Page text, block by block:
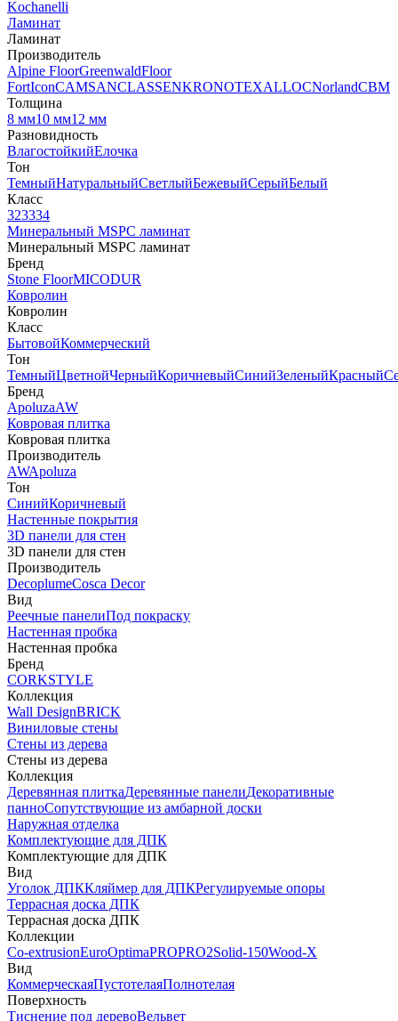
Kochanelli
Ламинат
Ламинат
Производитель
Alpine FloorGreenwaldFloor
FortIconCAMSANCLASSENKRONOTEXALLOCNorlandCBM
Толщина
8 мм10 мм12 мм
Разновидность
ВлагостойкийЕлочка
Тон
ТемныйНатуральныйСветлыйБежевыйСерыйБелый
Класс
323334
Минеральный MSPC ламинат
Минеральный MSPC ламинат
Бренд
Stone FloorMICODUR
Ковролин
Ковролин
Класс
БытовойКоммерческий
Тон
ТемныйЦветнойЧерныйКоричневыйСинийЗеленыйКрасный
Бренд
ApoluzaAW
Ковровая плитка
Ковровая плитка
Производитель
AWApoluza
Тон
СинийКоричневый
Настенные покрытия
3D панели для стен
3D панели для стен
Производитель
DecoplumeCosca Decor
Вид
Реечные панелиПод покраску
Настенная пробка
Настенная пробка
Бренд
CORKSTYLE
Коллекция
Wall DesignBRICK
Виниловые стены
Стены из дерева
Стены из дерева
Коллекция
Деревянная плиткаДеревянные панелиДекоративные
панноСопутствующие из амбарной доски
Наружная отделка
Комплектующие для ДПК
Комплектующие для ДПК
Вид
Уголок ДПККляймер для ДПКРегулируемые опоры
Террасная доска ДПК
Террасная доска ДПК
Коллекции
Co-extrusionEuroOptimaPROPRO2Solid-150Wood-X
Вид
КоммерческаяПустотелаяПолнотелая
Поверхность
Тиснение под деревоВельвет